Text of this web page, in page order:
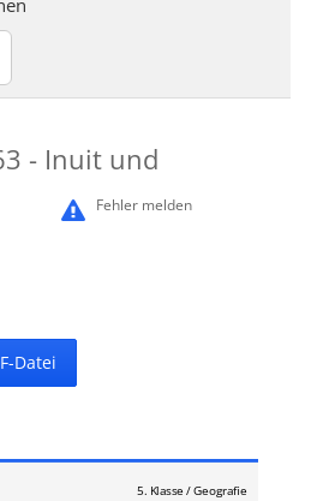
- Inuit und
Fehler melden
Datei
5. Klasse / Geografie